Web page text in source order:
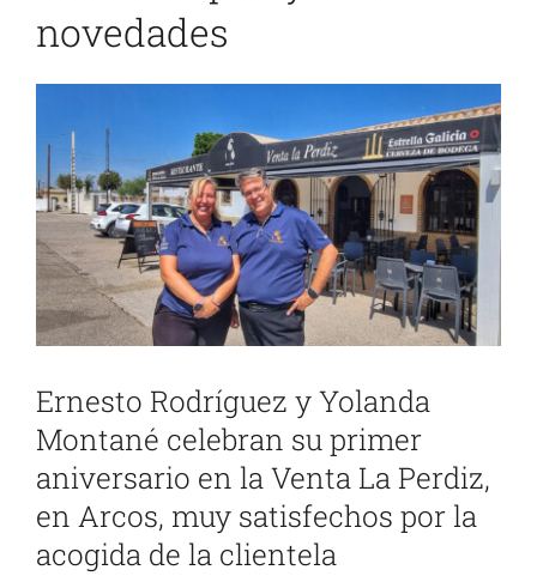
novedades
imagen
más
grande
Ernesto Rodríguez y Yolanda
Montané celebran su primer
aniversario en la Venta La Perdiz,
en Arcos, muy satisfechos por la
acogida de la clientela